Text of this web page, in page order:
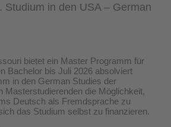
Studium in den USA – German
bietet ein Master Programm für
Bachelor bis Juli 2026 absolviert
in den German Studies der
Masterstudierenden die Möglichkeit,
Deutsch als Fremdsprache zu
das Studium selbst zu finanzieren.